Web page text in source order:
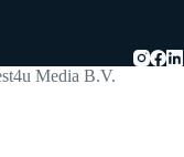
Media B.V.